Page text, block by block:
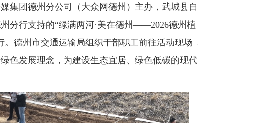
集团德州分公司（大众网德州）主办，武城县自
分行支持的“绿满两河·美在德州——2026德州植
德州市交通运输局组织干部职工前往活动现场，
色发展理念，为建设生态宜居、绿色低碳的现代